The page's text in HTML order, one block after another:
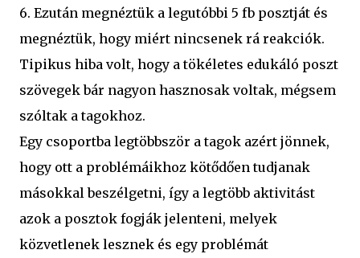
6. Ezután megnéztük a legutóbbi 5 fb posztját és
megnéztük, hogy miért nincsenek rá reakciók.
Tipikus hiba volt, hogy a tökéletes edukáló poszt
szövegek bár nagyon hasznosak voltak, mégsem
szóltak a tagokhoz.
Egy csoportba legtöbbször a tagok azért jönnek,
hogy ott a problémáikhoz kötődően tudjanak
másokkal beszélgetni, így a legtöbb aktivitást
azok a posztok fogják jelenteni, melyek
közvetlenek lesznek és egy problémát